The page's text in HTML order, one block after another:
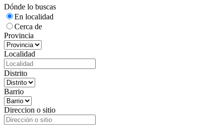
Dónde lo buscas
En localidad
Cerca de
Provincia
Localidad
Distrito
Barrio
Direccion o sitio